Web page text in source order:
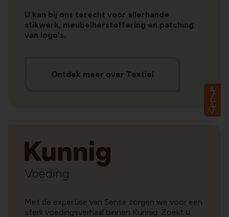
U kan bij ons terecht voor allerhande
stikwerk, meubelherstoffering en patching
van logo's.
Ontdek meer over Textiel
Voeding
Met de expertise van Sense zorgen we voor een
sterk voedingsverhaal binnen Kunnig. Zoekt u